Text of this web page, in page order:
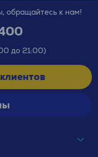
обращайтесь к нам!
до 21:00)